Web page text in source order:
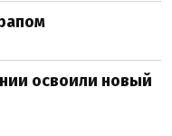
освоили новый